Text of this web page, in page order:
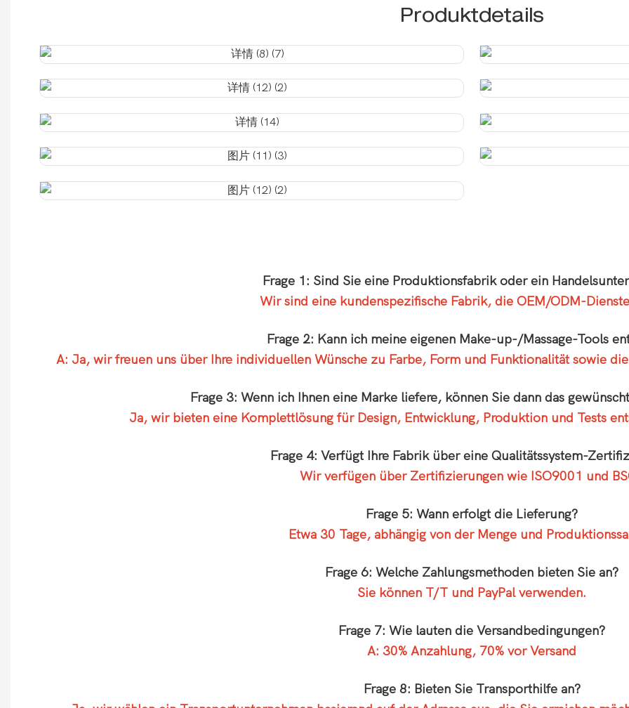
Produktdetails
Frage 1: Sind Sie eine Produktionsfabrik oder ein
Wir sind eine kundenspezifische Fabrik, die OEM/ODM-
Frage 2: Kann ich meine eigenen Make-up-/Massage-Tools
A: Ja, wir freuen uns über Ihre individuellen Wünsche zu Farbe, Form und Funktionalität sowie
Frage 3: Wenn ich Ihnen eine Marke liefere, können Sie dann das
Ja, wir bieten eine Komplettlösung für Design, Entwicklung, Produktion und Tests
Frage 4: Verfügt Ihre Fabrik über eine Qualitätssystem-
Wir verfügen über Zertifizierungen wie ISO9001 und
Frage 5: Wann erfolgt die Lieferung?
Etwa 30 Tage, abhängig von der Menge und
Frage 6: Welche Zahlungsmethoden bieten Sie an?
Sie können T/T und PayPal verwenden.
Frage 7: Wie lauten die Versandbedingungen?
A: 30% Anzahlung, 70% vor Versand
Frage 8: Bieten Sie Transporthilfe an?